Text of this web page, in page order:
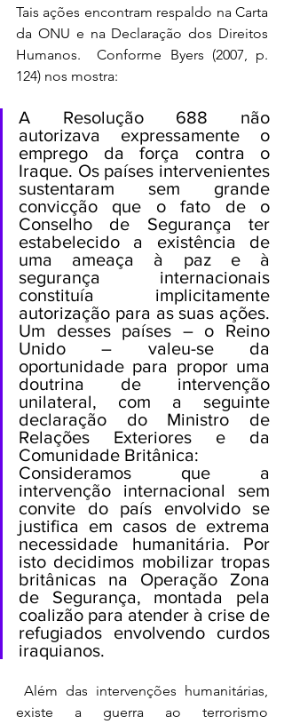
Tais ações encontram respaldo na Carta
da ONU e na Declaração dos Direitos
Humanos.  Conforme Byers (2007, p.
124) nos mostra:
A Resolução 688 não
autorizava expressamente o
emprego da força contra o
Iraque. Os países intervenientes
sustentaram sem grande
convicção que o fato de o
Conselho de Segurança ter
estabelecido a existência de
uma ameaça à paz e à
segurança internacionais
constituía implicitamente
autorização para as suas ações.
Um desses países – o Reino
Unido – valeu-se da
oportunidade para propor uma
doutrina de intervenção
unilateral, com a seguinte
declaração do Ministro de
Relações Exteriores e da
Comunidade Britânica:
Consideramos que a
intervenção internacional sem
convite do país envolvido se
justifica em casos de extrema
necessidade humanitária. Por
isto decidimos mobilizar tropas
britânicas na Operação Zona
de Segurança, montada pela
coalizão para atender à crise de
refugiados envolvendo curdos
iraquianos.
existe a guerra ao terrorismo